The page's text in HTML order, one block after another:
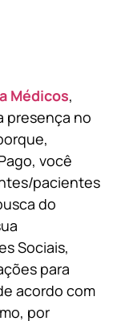
Médicos,
presença no
você
pacientes
do
Sociais,
para
acordo com
por